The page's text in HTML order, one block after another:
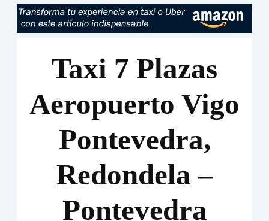
Taxi 7 Plazas
Aeropuerto Vigo
Pontevedra,
Redondela –
Pontevedra